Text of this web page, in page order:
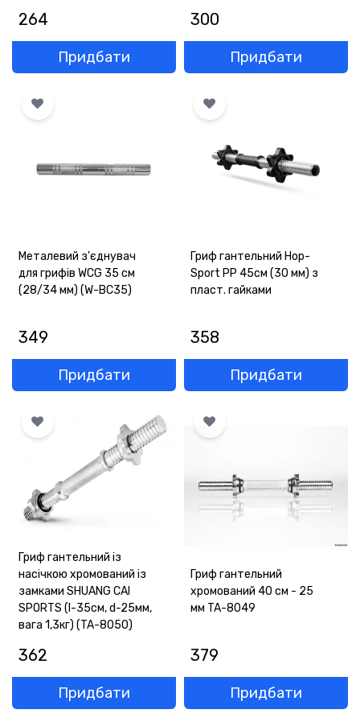
264
Придбати
300
Придбати
Металевий з'єднувач
для грифів WCG 35 см
(28/34 мм) (W-BC35)
349
Придбати
Гриф гантельний Hop-
Sport PP 45см (30 мм) з
пласт. гайками
358
Придбати
Гриф гантельний із
насічкою хромований із
замками SHUANG CAI
SPORTS (l-35см, d-25мм,
вага 1,3кг) (TA-8050)
362
Придбати
Гриф гантельний
хромований 40 см - 25
мм TA-8049
379
Придбати